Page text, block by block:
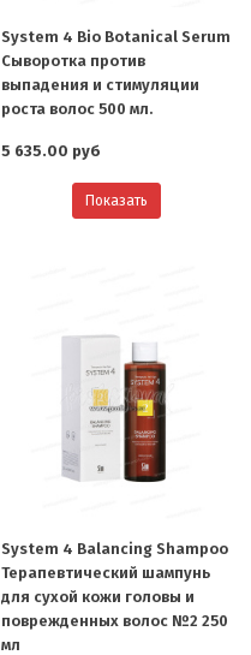
System 4 Bio Botanical Serum
Сыворотка против
выпадения и стимуляции
роста волос 500 мл.
5 635.00 руб
Показать
System 4 Balancing Shampoo
Терапевтический шампунь
для сухой кожи головы и
поврежденных волос №2 250
мл